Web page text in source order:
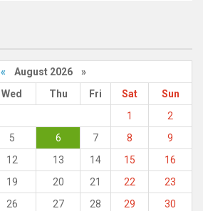
« August 2026 »
Wed Thu Fri Sat
Sun
1
2
5 6 7 8
9
12 13 14 15
16
19 20 21 22
23
26 27 28 29
30